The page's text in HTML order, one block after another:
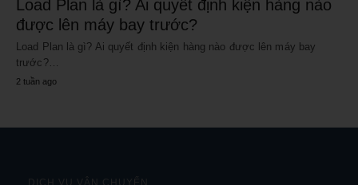
Load Plan là gì? Ai quyết định kiện hàng nào
được lên máy bay trước?
Load Plan là gì? Ai quyết định kiện hàng nào được lên máy bay
trước?…
2 tuần ago